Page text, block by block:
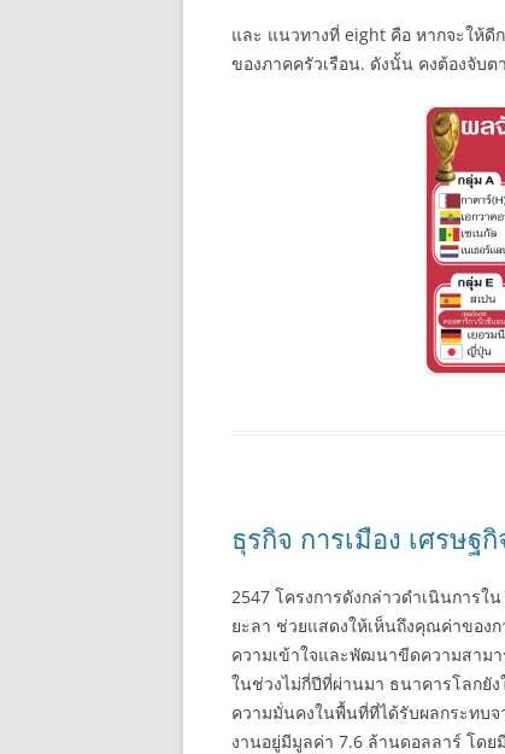
และ แนวทางที่ eight คือ หากจะให้ดี
ของภาคครัวเรือน. ดังนั้น คงต้องจับ
ธุรกิจ การเมือง เศรษฐ
2547 โครงการดังกล่าวดำเนินการ
ยะลา ช่วยแสดงให้เห็นถึงคุณค่าของ
ความเข้าใจและพัฒนาขีดความสาม
ในช่วงไม่กี่ปีที่ผ่านมา ธนาคารโลกยั
ความมั่นคงในพื้นที่ที่ได้รับผลกระทบ
งานอยู่มีมูลค่า 7.6 ล้านดอลลาร์ โด